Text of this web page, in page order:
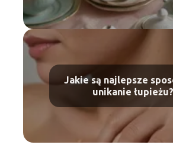
Jakie są najlepsze
unikanie łupieżu?